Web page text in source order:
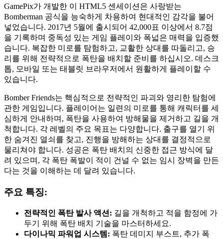
GamePix가 개발한 이 HTML5 센세이션은 사랑받는
Bomberman 공식을 능숙하게 차용하여 현대적인 감각을 불어
넣었습니다. 2017년 5월에 출시되어 42,000표 이상에서 8.7점
을 기록하며 중독성 있는 게임 플레이와 폭넓은 매력을 입증했
습니다. 복잡한 미로를 탐험하고, 교활한 상대를 따돌리고, 승
리를 위해 전략적으로 폭탄을 배치할 준비를 하십시오. 데스크
톱, 모바일 또는 태블릿 브라우저에서 원활하게 플레이할 수
있습니다.
Bomber Friends는 핵심적으로 전략적인 파괴와 영리한 탐험에
관한 게임입니다. 플레이어는 일련의 미로를 통해 캐릭터를 세
심하게 안내하며, 폭탄을 사용하여 방해물을 제거하고 길을 개
척합니다. 각 레벨의 주요 목표는 다양합니다. 출구를 열기 위
한 숨겨진 열쇠를 찾고, 진행을 방해하는 상대를 결정적으로
물리쳐야 합니다. 성공은 폭탄 배치의 신중한 접근 방식에 달
려 있으며, 각 폭탄 폭발이 적이 건널 수 없는 임시 장벽을 만든
다는 것을 이해하는 데 달려 있습니다.
주요 특징:
전략적인 폭탄 발사 액션: 길을 개척하고 적을 함정에 가
두기 위해 폭탄 배치 기술을 마스터하세요.
다이나믹 파워업 시스템: 폭탄 데미지 부스트, 추가 폭